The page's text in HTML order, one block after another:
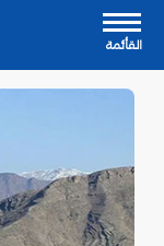
القأئمة